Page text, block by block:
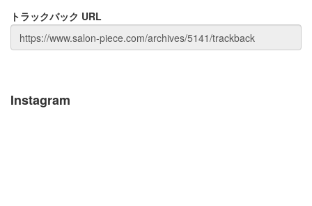
トラックバック URL
Instagram